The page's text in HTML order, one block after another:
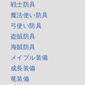
戦士防具
魔法使い防具
弓使い防具
盗賊防具
海賊防具
メイプル装備
成長装備
竜装備